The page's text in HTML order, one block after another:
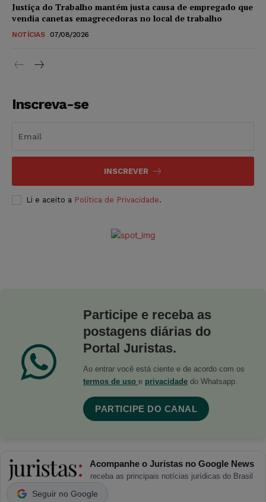
Justiça do Trabalho mantém justa causa de empregado que
vendia canetas emagrecedoras no local de trabalho
NOTÍCIAS 07/08/2026
Inscreva-se
INSCREVER
Li e aceito a Política de Privacidade.
Participe e receba as
postagens diárias do
Portal Juristas.
Ao entrar você está ciente e de acordo com os
termos de uso e privacidade do Whatsapp.
PARTICIPE DO CANAL
Acompanhe o Juristas no Google News
receba as principais notícias jurídicas do Brasil
Seguir no Google